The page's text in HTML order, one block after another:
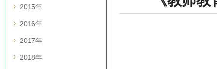
2015年
2016年
2017年
2018年